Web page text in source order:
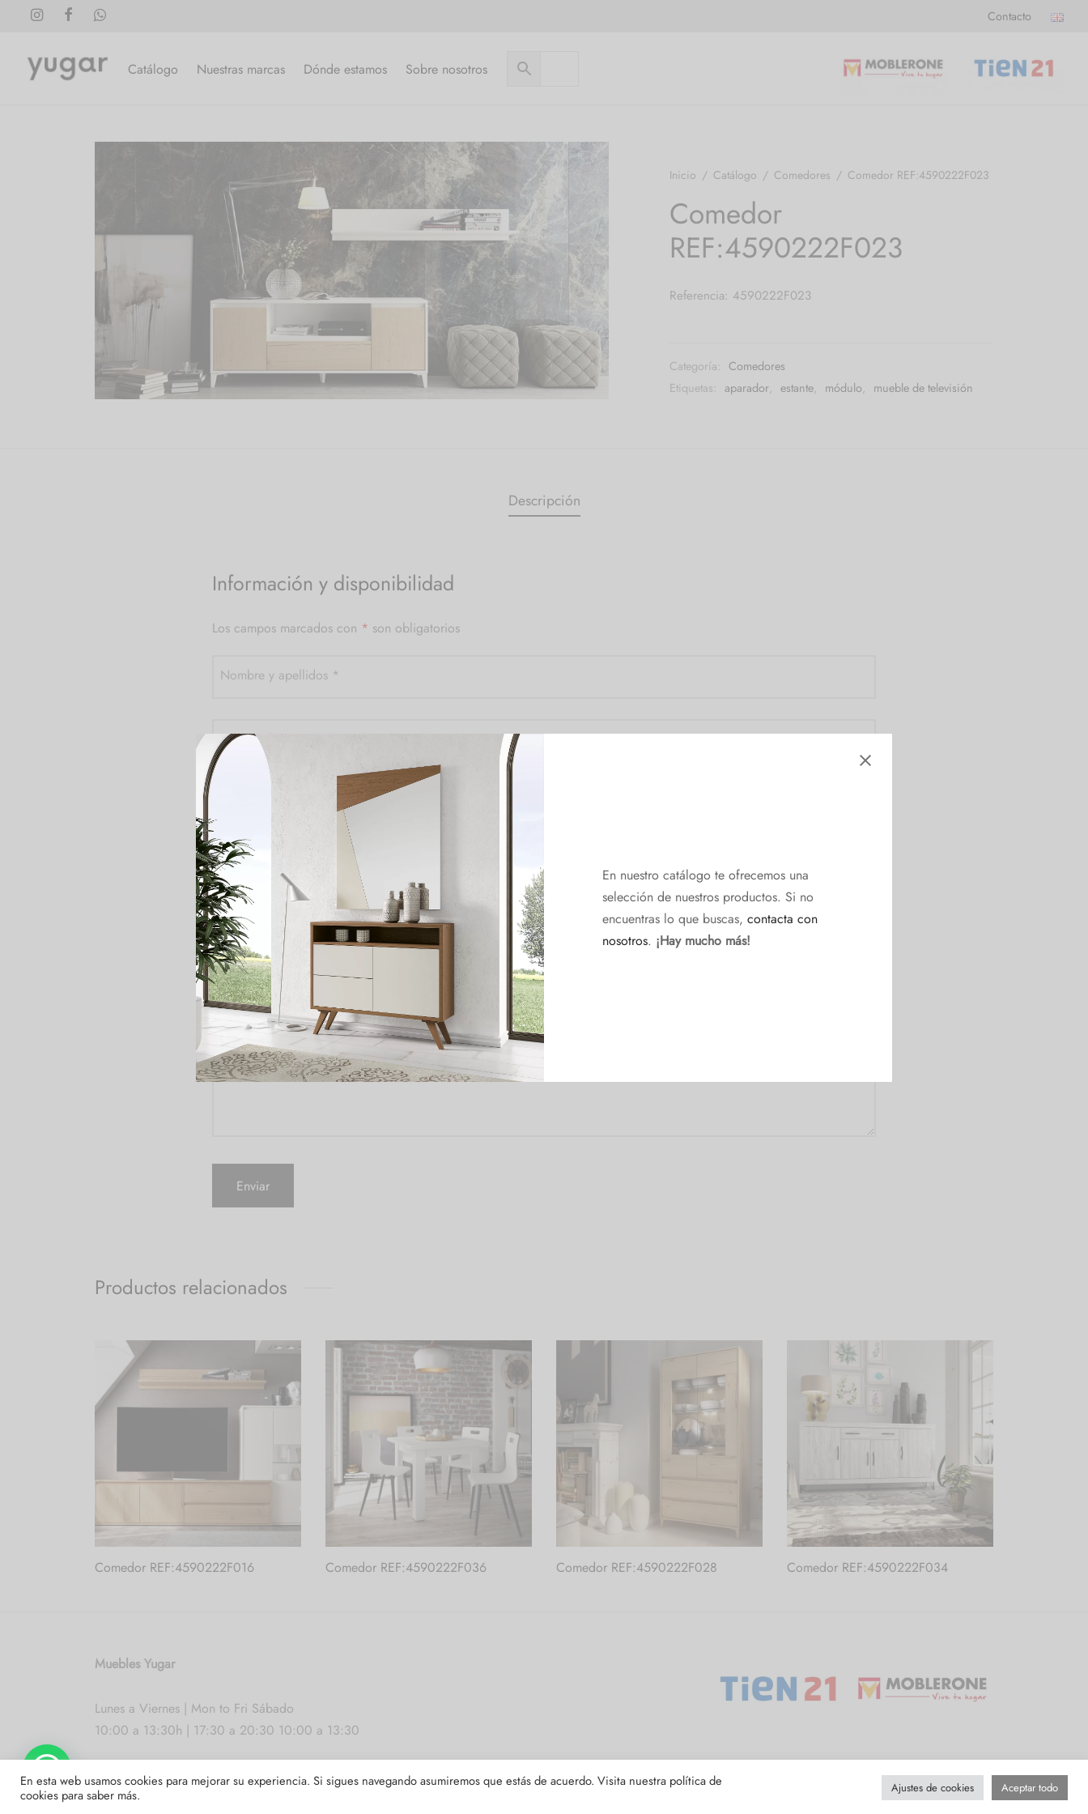
En nuestro catálogo te ofrecemos una
selección de nuestros productos. Si no
encuentras lo que buscas, contacta con
nosotros. ¡Hay mucho más!
Contacto
Catálogo Nuestras marcas Dónde estamos Sobre nosotros
Inicio / Catálogo / Comedores / Comedor REF:4590222F023
Comedor
REF:4590222F023
Referencia: 4590222F023
Categoría: Comedores
Etiquetas: aparador, estante, módulo, mueble de televisión
Descripción
Información y disponibilidad
Los campos marcados con * son obligatorios
Nombre y apellidos *
Correo electrónico
Código postal
Referencia del producto*
Consulta
Productos relacionados
Comedor REF:4590222F016 Comedor REF:4590222F036 Comedor REF:4590222F028 Comedor REF:4590222F034
Muebles Yugar
Lunes a Viernes | Mon to Fri Sábado
10:00 a 13:30h | 17:30 a 20:30 10:00 a 13:30
En esta web usamos cookies para mejorar su experiencia. Si sigues navegando asumiremos que estás de acuerdo. Visita nuestra política de
cookies para saber más. Ajustes de cookies Aceptar todo